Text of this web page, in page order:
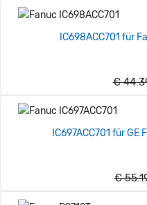
IC698ACC701 für
€
IC697ACC701 für GE
€